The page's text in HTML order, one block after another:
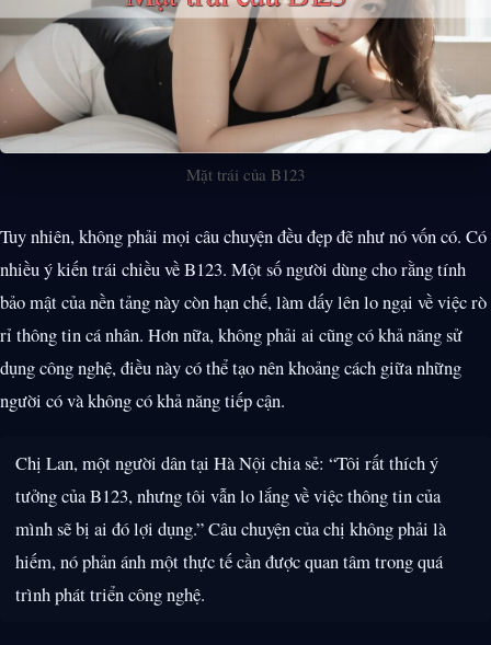
Mặt trái của B123
Tuy nhiên, không phải mọi câu chuyện đều đẹp đẽ như nó vốn có. Có
nhiều ý kiến trái chiều về B123. Một số người dùng cho rằng tính
bảo mật của nền tảng này còn hạn chế, làm dấy lên lo ngại về việc rò
rỉ thông tin cá nhân. Hơn nữa, không phải ai cũng có khả năng sử
dụng công nghệ, điều này có thể tạo nên khoảng cách giữa những
người có và không có khả năng tiếp cận.
Chị Lan, một người dân tại Hà Nội chia sẻ: “Tôi rất thích ý
tưởng của B123, nhưng tôi vẫn lo lắng về việc thông tin của
mình sẽ bị ai đó lợi dụng.” Câu chuyện của chị không phải là
hiếm, nó phản ánh một thực tế cần được quan tâm trong quá
trình phát triển công nghệ.